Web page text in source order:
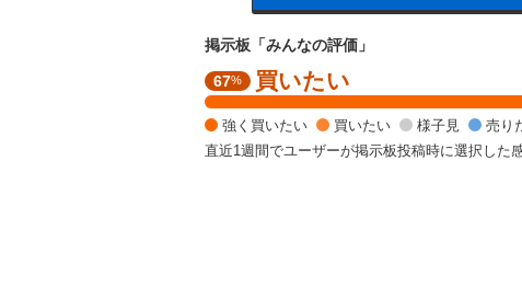
掲示板「みんなの評価」
強
く
買
い
67% 買いたい
強く買いたい 買いたい 様子見 売り
直近1週間でユーザーが掲示板投稿時に選択した